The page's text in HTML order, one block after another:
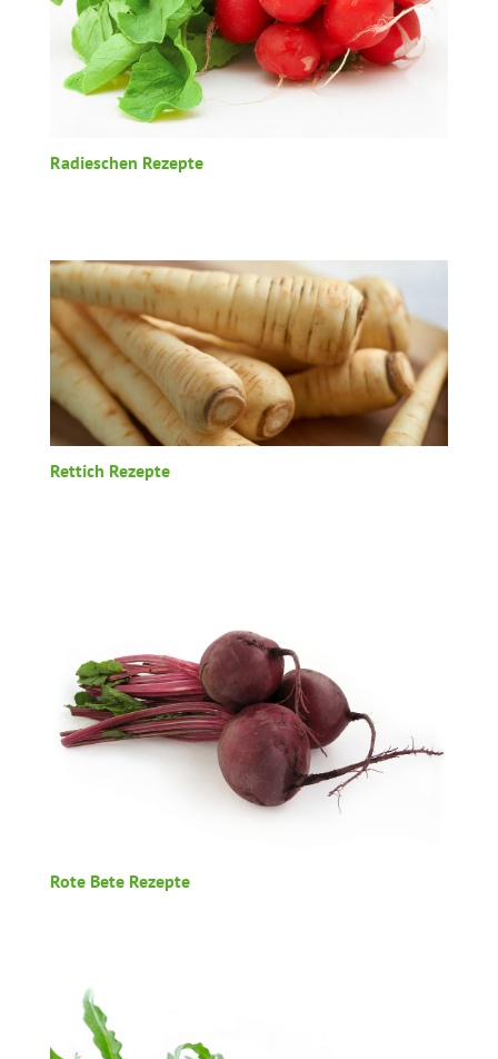
Radieschen Rezepte
Rettich Rezepte
Rote Bete Rezepte